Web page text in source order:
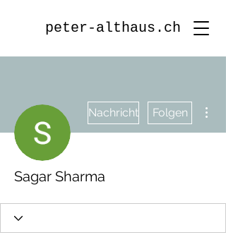
peter-althaus.ch
Nachricht Folgen
Sagar Sharma